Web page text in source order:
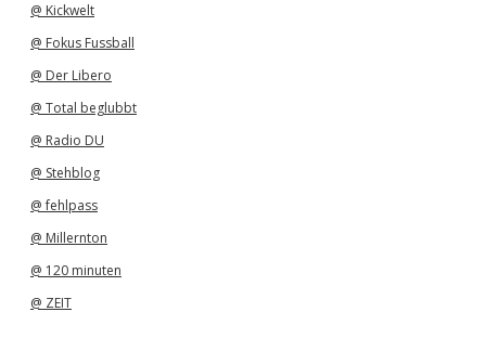
@ Kickwelt
@ Fokus Fussball
@ Der Libero
@ Total beglubbt
@ Radio DU
@ Stehblog
@ fehlpass
@ Millernton
@ 120 minuten
@ ZEIT